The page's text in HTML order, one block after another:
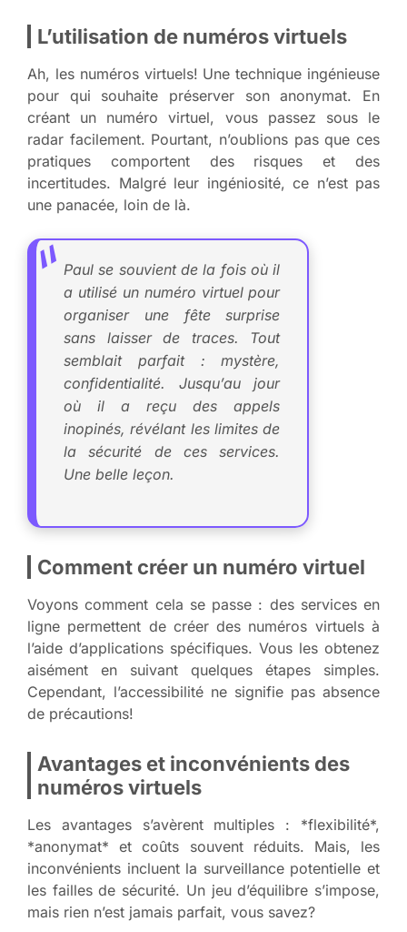
L’utilisation de numéros virtuels
Ah, les numéros virtuels! Une technique ingénieuse
pour qui souhaite préserver son anonymat. En
créant un numéro virtuel, vous passez sous le
radar facilement. Pourtant, n’oublions pas que ces
pratiques comportent des risques et des
incertitudes. Malgré leur ingéniosité, ce n’est pas
une panacée, loin de là.
Paul se souvient de la fois où il
a utilisé un numéro virtuel pour
organiser une fête surprise
sans laisser de traces. Tout
semblait parfait : mystère,
confidentialité. Jusqu’au jour
où il a reçu des appels
inopinés, révélant les limites de
la sécurité de ces services.
Une belle leçon.
Comment créer un numéro virtuel
Voyons comment cela se passe : des services en
ligne permettent de créer des numéros virtuels à
l’aide d’applications spécifiques. Vous les obtenez
aisément en suivant quelques étapes simples.
Cependant, l’accessibilité ne signifie pas absence
de précautions!
Avantages et inconvénients des
numéros virtuels
Les avantages s’avèrent multiples : *flexibilité*,
*anonymat* et coûts souvent réduits. Mais, les
inconvénients incluent la surveillance potentielle et
les failles de sécurité. Un jeu d’équilibre s’impose,
mais rien n’est jamais parfait, vous savez?